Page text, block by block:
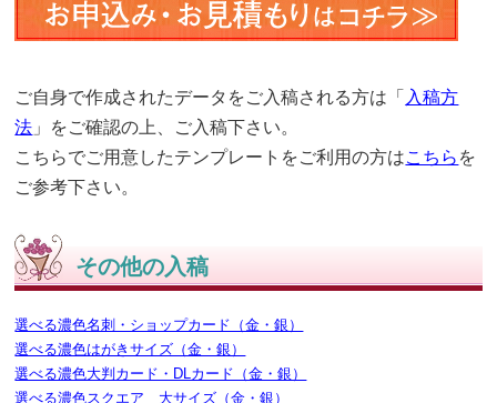
ご自身で作成されたデータをご入稿される方は「 入稿方
法 」をご確認の上、ご入稿下さい。
こちらでご用意したテンプレートをご利用の方はこちら を
ご参考下さい。
その他の入稿
選べる濃色名刺・ショップカード（金・銀）
選べる濃色はがきサイズ（金・銀）
選べる濃色大判カード・DLカード（金・銀）
選べる濃色スクエア 大サイズ（金・銀）